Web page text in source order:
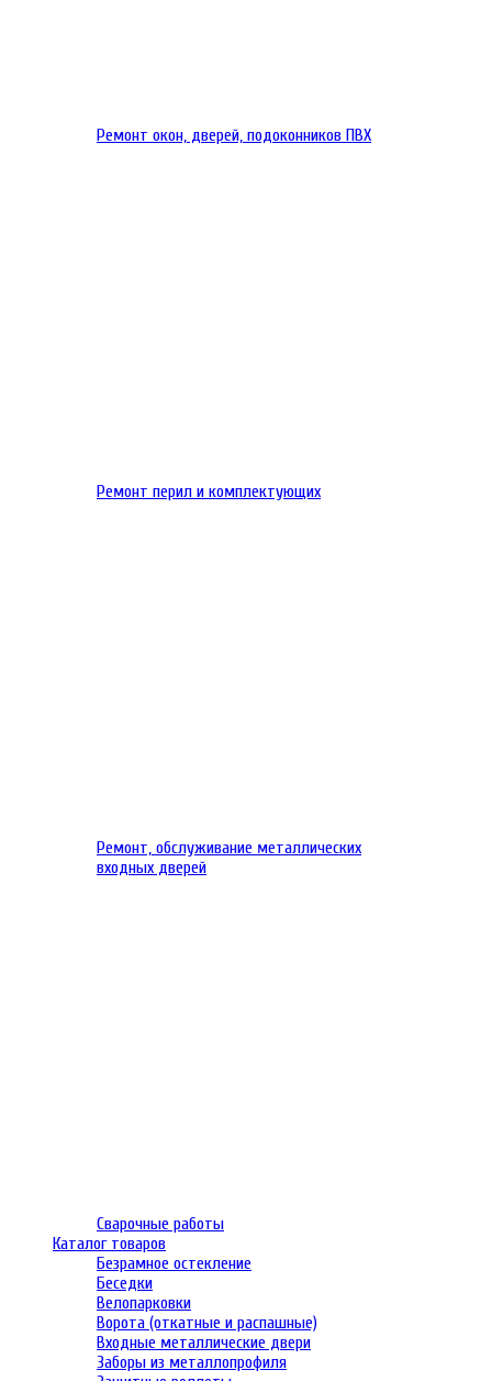
Ремонт окон, дверей, подоконников ПВХ
Ремонт перил и комплектующих
Ремонт, обслуживание металлических
входных дверей
Сварочные работы
Каталог товаров
Безрамное остекление
Беседки
Велопарковки
Ворота (откатные и распашные)
Входные металлические двери
Заборы из металлопрофиля